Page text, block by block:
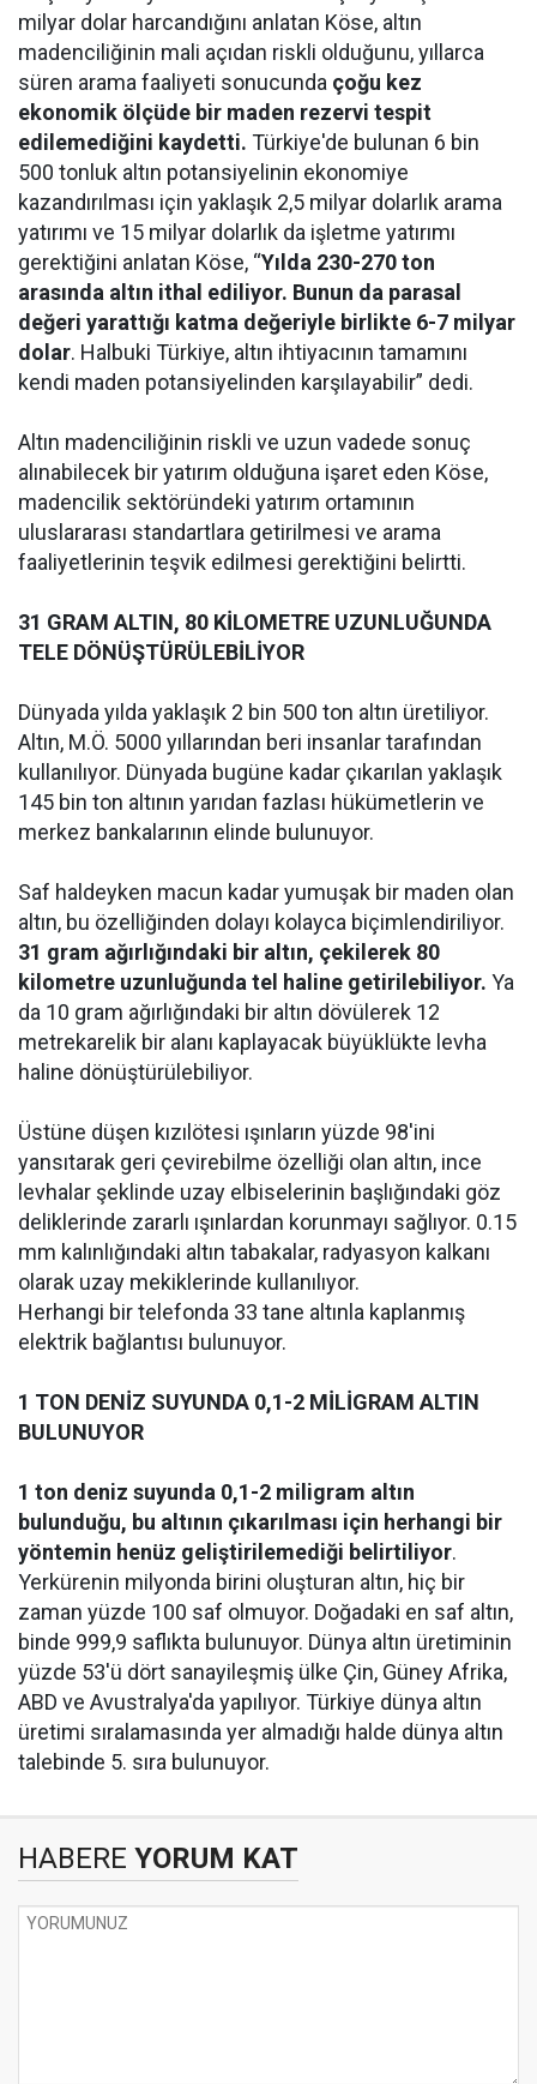
milyar dolar harcandığını anlatan Köse, altın
madenciliğinin mali açıdan riskli olduğunu, yıllarca
süren arama faaliyeti sonucunda çoğu kez
ekonomik ölçüde bir maden rezervi tespit
edilemediğini kaydetti. Türkiye'de bulunan 6 bin
500 tonluk altın potansiyelinin ekonomiye
kazandırılması için yaklaşık 2,5 milyar dolarlık arama
yatırımı ve 15 milyar dolarlık da işletme yatırımı
gerektiğini anlatan Köse, “Yılda 230-270 ton
arasında altın ithal ediliyor. Bunun da parasal
değeri yarattığı katma değeriyle birlikte 6-7 milyar
dolar. Halbuki Türkiye, altın ihtiyacının tamamını
kendi maden potansiyelinden karşılayabilir” dedi.
Altın madenciliğinin riskli ve uzun vadede sonuç
alınabilecek bir yatırım olduğuna işaret eden Köse,
madencilik sektöründeki yatırım ortamının
uluslararası standartlara getirilmesi ve arama
faaliyetlerinin teşvik edilmesi gerektiğini belirtti.
31 GRAM ALTIN, 80 KİLOMETRE UZUNLUĞUNDA
TELE DÖNÜŞTÜRÜLEBİLİYOR
Dünyada yılda yaklaşık 2 bin 500 ton altın üretiliyor.
Altın, M.Ö. 5000 yıllarından beri insanlar tarafından
kullanılıyor. Dünyada bugüne kadar çıkarılan yaklaşık
145 bin ton altının yarıdan fazlası hükümetlerin ve
merkez bankalarının elinde bulunuyor.
Saf haldeyken macun kadar yumuşak bir maden olan
altın, bu özelliğinden dolayı kolayca biçimlendiriliyor.
31 gram ağırlığındaki bir altın, çekilerek 80
kilometre uzunluğunda tel haline getirilebiliyor. Ya
da 10 gram ağırlığındaki bir altın dövülerek 12
metrekarelik bir alanı kaplayacak büyüklükte levha
haline dönüştürülebiliyor.
Üstüne düşen kızılötesi ışınların yüzde 98'ini
yansıtarak geri çevirebilme özelliği olan altın, ince
levhalar şeklinde uzay elbiselerinin başlığındaki göz
deliklerinde zararlı ışınlardan korunmayı sağlıyor. 0.15
mm kalınlığındaki altın tabakalar, radyasyon kalkanı
olarak uzay mekiklerinde kullanılıyor.
Herhangi bir telefonda 33 tane altınla kaplanmış
elektrik bağlantısı bulunuyor.
1 TON DENİZ SUYUNDA 0,1-2 MİLİGRAM ALTIN
BULUNUYOR
1 ton deniz suyunda 0,1-2 miligram altın
bulunduğu, bu altının çıkarılması için herhangi bir
yöntemin henüz geliştirilemediği belirtiliyor.
Yerkürenin milyonda birini oluşturan altın, hiç bir
zaman yüzde 100 saf olmuyor. Doğadaki en saf altın,
binde 999,9 saflıkta bulunuyor. Dünya altın üretiminin
yüzde 53'ü dört sanayileşmiş ülke Çin, Güney Afrika,
ABD ve Avustralya'da yapılıyor. Türkiye dünya altın
üretimi sıralamasında yer almadığı halde dünya altın
talebinde 5. sıra bulunuyor.
HABERE YORUM KAT